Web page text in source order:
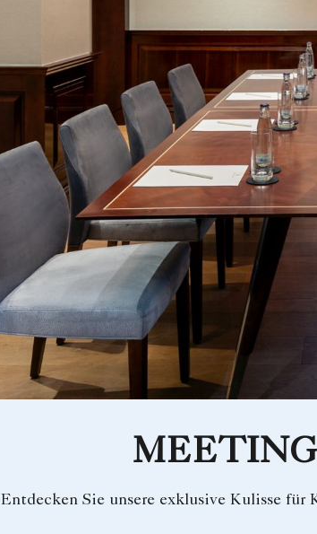
Entdecken Sie unsere exklusive Kulisse für